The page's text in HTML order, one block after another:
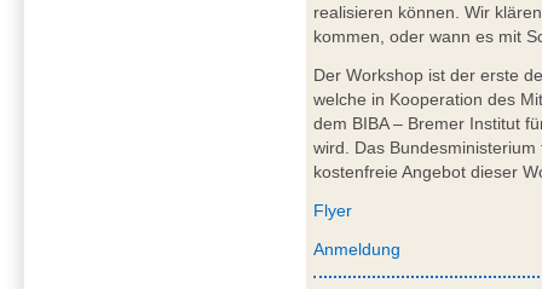
realisieren können. Wir
kommen, oder wann es mit
Der Workshop ist der erste
welche in Kooperation des
dem BIBA – Bremer Institut
wird. Das
kostenfreie Angebot dieser
Flyer
Anmeldung